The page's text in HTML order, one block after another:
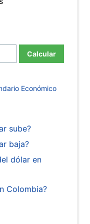
Calcular
Económico
sube?
baja?
dólar en
Colombia?